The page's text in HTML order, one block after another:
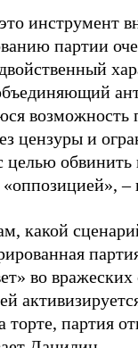
инструмент
партии
возможность
цензуры и
целью обвинить
–
какой
во
партия